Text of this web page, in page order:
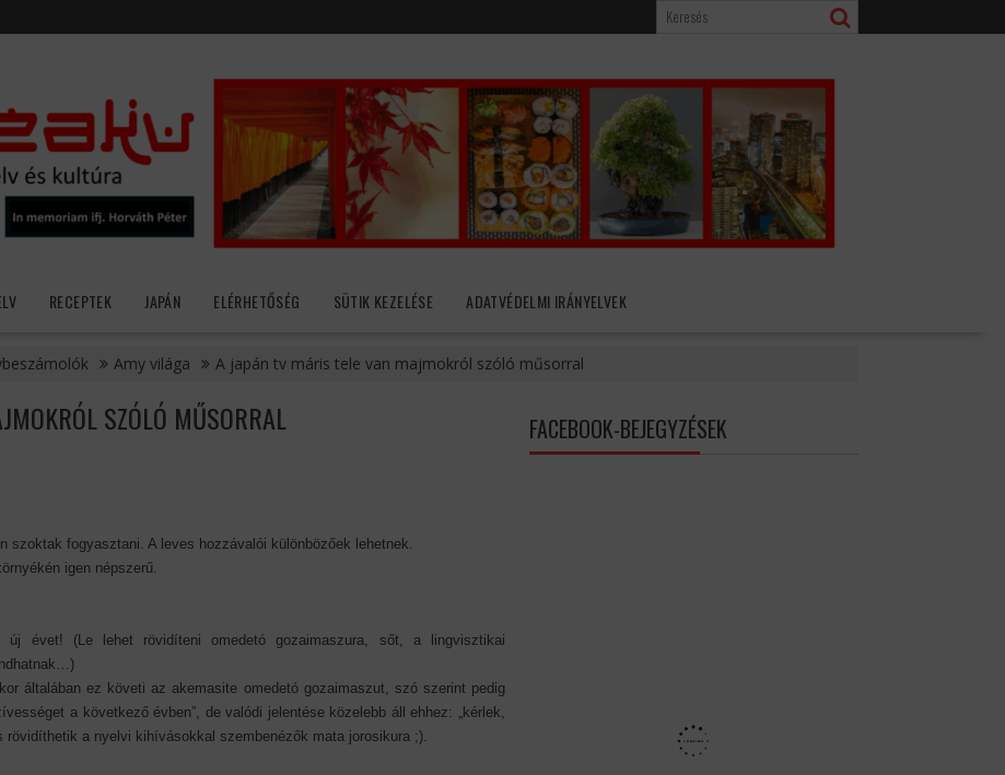
RECEPTEK JAPÁN ELÉRHETŐSÉG SÜTIK KEZELÉSE ADATVÉDELMI IRÁNYELVEK
Amy világa A japán tv máris tele van majmokról szóló műsorral
SZÓLÓ MŰSORRAL
szoktak fogyasztani. A leves hozzávalói különbözőek lehetnek.
igen népszerű.
új évet! (Le lehet rövidíteni omedetó gozaimaszura, sőt, a lingvisztikai
általában ez követi az akemasite omedetó gozaimaszut, szó szerint pedig
a következő évben”, de valódi jelentése közelebb áll ehhez: „kérlek,
rövidíthetik a nyelvi kihívásokkal szembenézők mata jorosikura ;).
FACEBOOK-BEJEGYZÉSEK